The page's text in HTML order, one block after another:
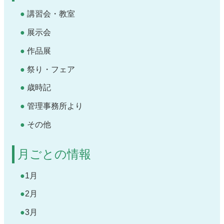
講習会・教室
展示会
作品展
祭り・フェア
歳時記
管理事務所より
その他
月ごとの情報
1月
2月
3月